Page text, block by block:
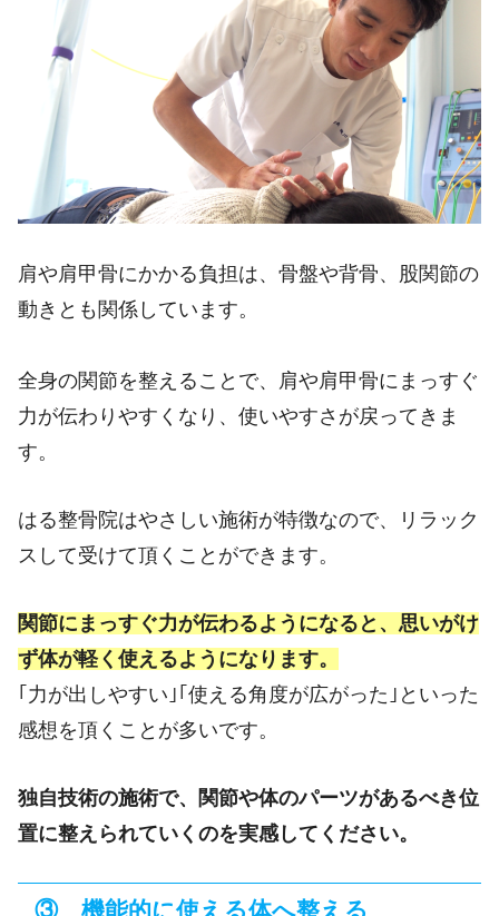
肩や肩甲骨にかかる負担は、骨盤や背骨、股関節の
動きとも関係しています。
全身の関節を整えることで、肩や肩甲骨にまっすぐ
力が伝わりやすくなり、使いやすさが戻ってきま
す。
はる整骨院はやさしい施術が特徴なので、リラック
スして受けて頂くことができます。
関節にまっすぐ力が伝わるようになると、思いがけ
ず体が軽く使えるようになります。
｢力が出しやすい｣｢使える角度が広がった｣といった
感想を頂くことが多いです。
独自技術の施術で、関節や体のパーツがあるべき位
置に整えられていくのを実感してください。
③ 機能的に使える体へ整える